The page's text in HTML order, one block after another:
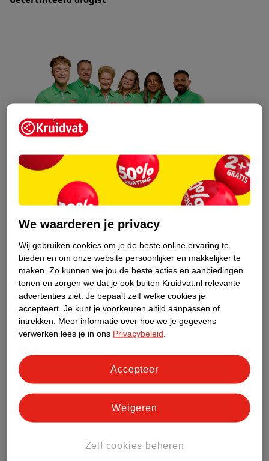
Kruidvat is een erkend specialist in
gezondheidsvraag ook is, stel hem aan
ons!
Stel je gezondheidsvraag
Ook in deze winkel
Kruidvat.nl ophaalpunt
winkel. Zo hoef je niet thuis te blijven voor de Kruidvat
Kruidvat is een gecertificeerd drogist. Dit betekent dat je
winkel én online!
We waarderen je privacy
Wij gebruiken cookies om je de beste online ervaring te
bieden en om onze website persoonlijker en makkelijker te
maken. Zo kunnen we jou de beste acties en aanbiedingen
tonen en zorgen we dat je ook buiten Kruidvat.nl relevante
advertenties ziet. Je bepaalt zelf welke cookies je
accepteert. Je kunt je voorkeuren altijd aanpassen of
intrekken.
Meer informatie over hoe we je gegevens
verwerken lees je in ons Privacybeleid
Zelf cookies beheren
Weigeren
Accepteer